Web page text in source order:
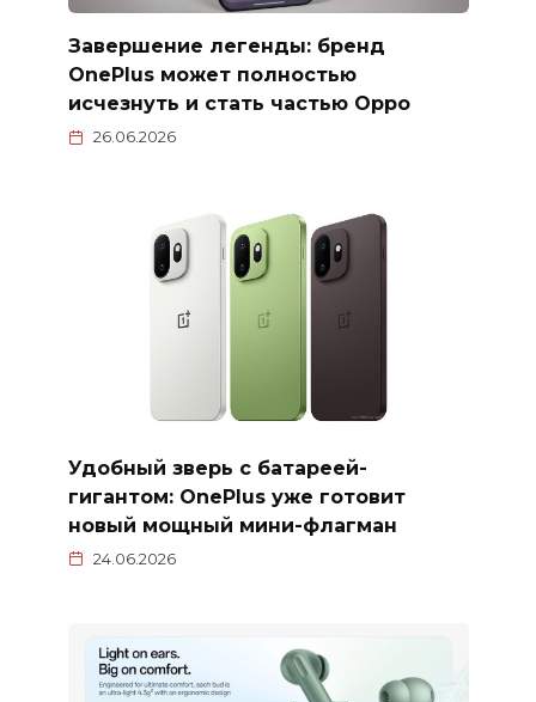
Завершение легенды: бренд
OnePlus может полностью
исчезнуть и стать частью Oppo
26.06.2026
Удобный зверь с батареей-
гигантом: OnePlus уже готовит
новый мощный мини-флагман
24.06.2026